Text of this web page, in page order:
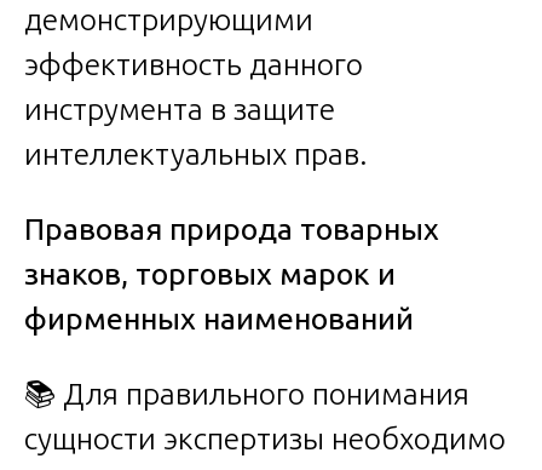
демонстрирующими
эффективность данного
инструмента в защите
интеллектуальных прав.
Правовая природа товарных
знаков, торговых марок и
фирменных наименований
📚 Для правильного понимания
сущности экспертизы необходимо